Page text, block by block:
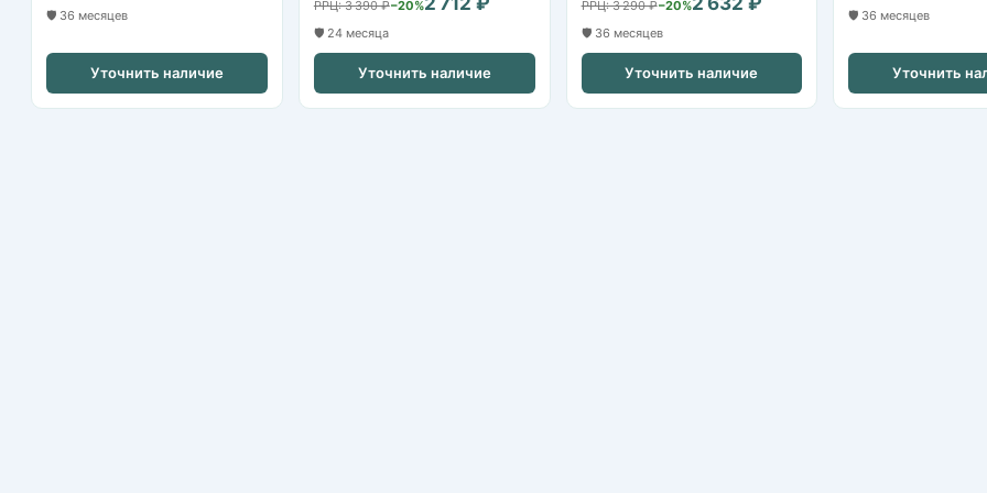
🛡️ 36 месяцев
Уточнить наличие
РРЦ: 3 390 ₽−20%
🛡️ 24 месяца
Уточнить наличие
РРЦ: 3 290 ₽−20%
🛡️ 36 месяцев
Уточнить наличие
🛡️ 36 месяцев
Уточнить